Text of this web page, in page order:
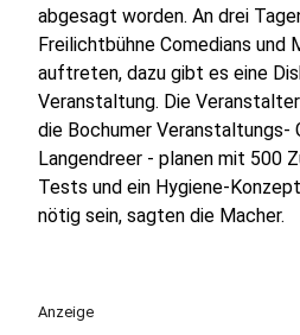
abgesagt worden. An drei
Freilichtbühne Comedians und
auftreten, dazu gibt es eine
Veranstaltung. Die
die Bochumer Veranstaltungs-
Langendreer - planen mit 500
Tests und ein Hygiene-
nötig sein, sagten die Macher.
Anzeige